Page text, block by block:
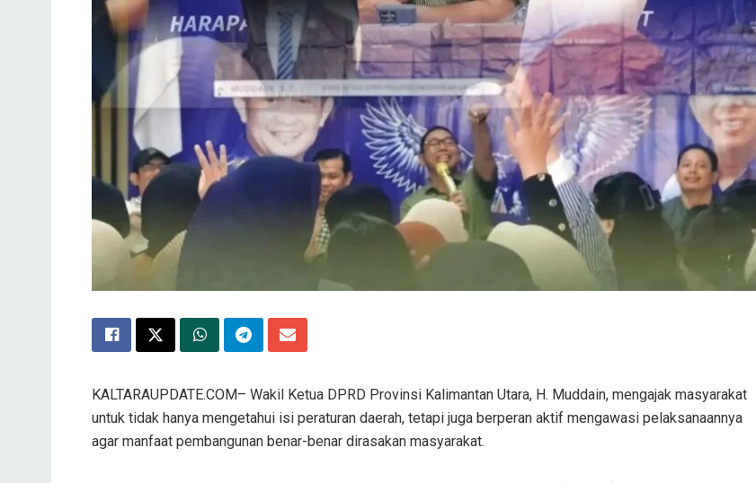
KALTARAUPDATE.COM– Wakil Ketua DPRD Provinsi Kalimantan Utara, H. Muddain, mengajak masyarakat
untuk tidak hanya mengetahui isi peraturan daerah, tetapi juga berperan aktif mengawasi pelaksanaannya
agar manfaat pembangunan benar-benar dirasakan masyarakat.